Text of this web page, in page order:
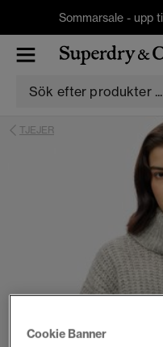
Sommarsale - upp
TJEJER
Cookie Banner